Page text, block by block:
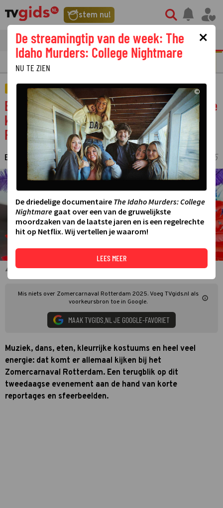
stem nu!
tvgids streaming nieuws
STREAMING
AMUSEMENT
Een terugblik op muziek, dans en kleurrijke
kostuums tijdens het Zomercarnaval in
Rotterdam
ESTHER HUT ·21 JULI 2025 17:20·LAATSTE UPDATE: 24-07-25 12:45
Zomercarnaval Rotterdam 2025
Mis niets over Zomercarnaval Rotterdam 2025. Voeg TVgids.nl als
voorkeursbron toe in Google.
MAAK TVGIDS.NL JE GOOGLE-FAVORIET
Muziek, dans, eten, kleurrijke kostuums en heel veel
energie: dat komt er allemaal kijken bij het
Zomercarnaval Rotterdam. Een terugblik op dit
tweedaagse evenement aan de hand van korte
reportages en sfeerbeelden.
×
De streamingtip van de week: The
Idaho Murders: College Nightmare
NU TE ZIEN
©
De driedelige documentaire The Idaho Murders: College
Nightmare gaat over een van de gruwelijkste
moordzaken van de laatste jaren en is een regelrechte
hit op Netflix. Wij vertellen je waarom!
LEES MEER